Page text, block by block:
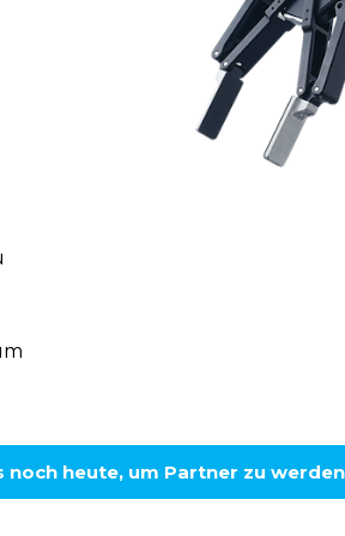
noch heute, um Partner zu